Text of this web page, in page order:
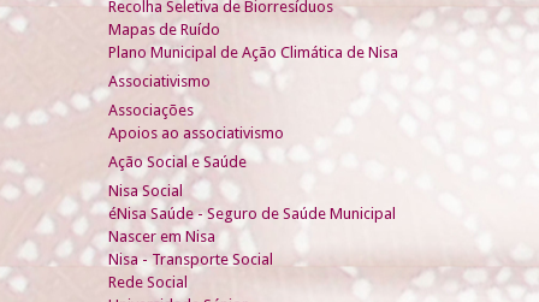
Recolha Seletiva de Biorresíduos
Mapas de Ruído
Plano Municipal de Ação Climática de Nisa
Associativismo
Associações
Apoios ao associativismo
Ação Social e Saúde
Nisa Social
éNisa Saúde - Seguro de Saúde Municipal
Nascer em Nisa
Nisa - Transporte Social
Rede Social